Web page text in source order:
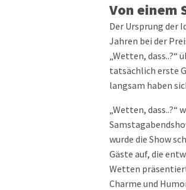
Von einem
Der Ursprung der
Jahren bei der
„Wetten, dass..?“
tatsächlich erste
langsam haben
„Wetten,
wurde die Show
Gäste auf, die
Wetten
Charme und